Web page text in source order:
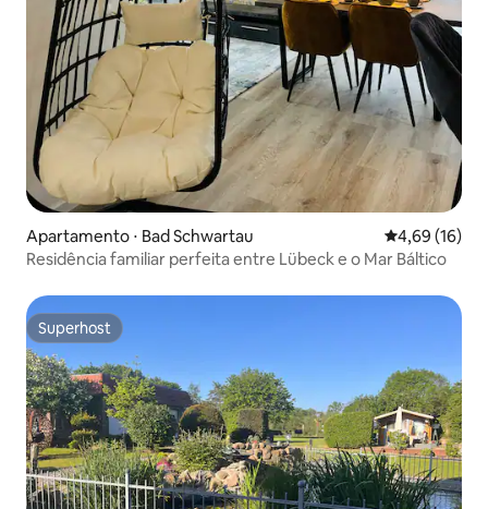
Apartamento ⋅ Bad Schwartau 4,69 de uma
4,69 (16)
Residência familiar perfeita entre Lübeck e o Mar Báltico
Superhost
Superhost